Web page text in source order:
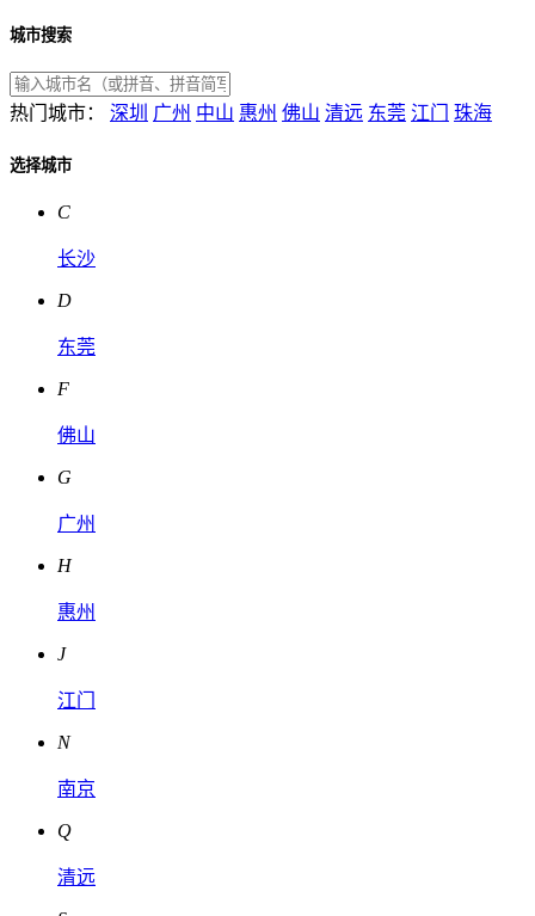
城市搜索
热门城市： 深圳 广州 中山 惠州 佛山 清远 东莞 江门 珠海
选择城市
C
长沙
D
东莞
F
佛山
G
广州
H
惠州
J
江门
N
南京
Q
清远